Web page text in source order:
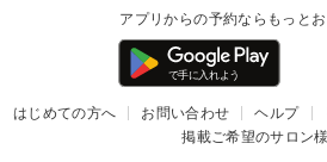
アプリからの予約ならもっとお
はじめての方へ お問い合わせ ヘルプ
掲載ご希望のサロン様